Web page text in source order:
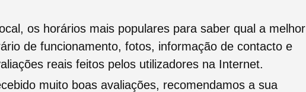
os horários mais populares para saber qual a melhor
de funcionamento, fotos, informação de contacto e
reais feitos pelos utilizadores na Internet.
muito boas avaliações, recomendamos a sua